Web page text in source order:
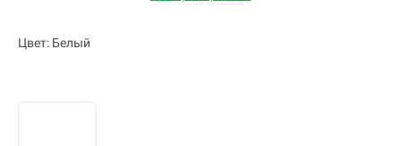
Цвет: Белый